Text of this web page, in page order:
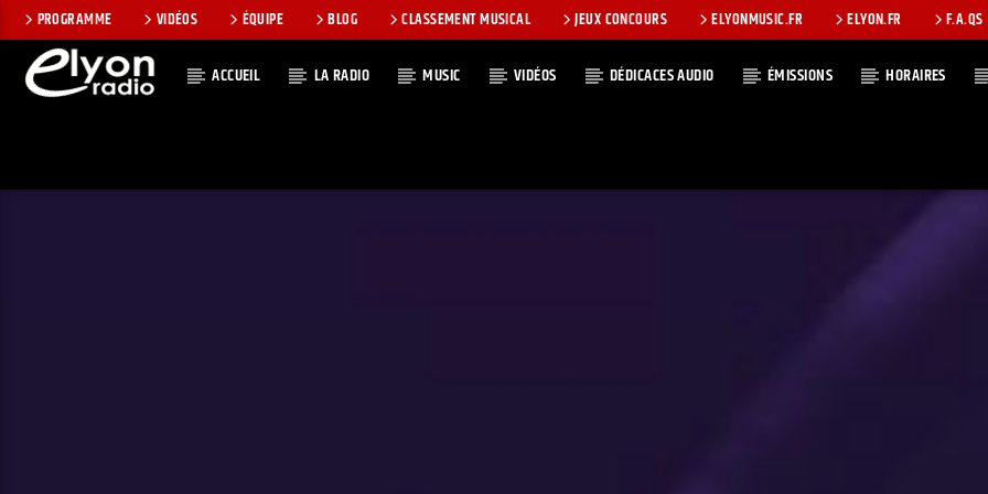
PROGRAMME VIDÉOS ÉQUIPE BLOG CLASSEMENT MUSICAL JEUX CONCOURS ELYONMUSIC.FR ELYON.FR F.A.QS
ACCUEIL LA RADIO MUSIC VIDÉOS DÉDICACES AUDIO ÉMISSIONS HORAIRES